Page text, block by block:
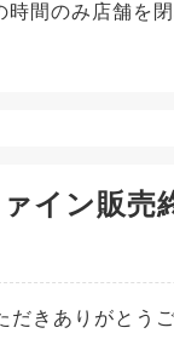
間のみ店舗を
イン販売
だきありがとう